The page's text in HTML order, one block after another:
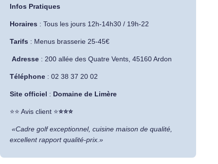
Infos Pratiques
Horaires : Tous les jours 12h-14h30 / 19h-22
Tarifs : Menus brasserie 25-45€
Adresse : 200 allée des Quatre Vents, 45160 Ardon
Téléphone : 02 38 37 20 02
Site officiel : Domaine de Limère
​⭐⭐ Avis client ⭐⭐⭐⭐
«Cadre golf exceptionnel, cuisine maison de qualité,
excellent rapport qualité-prix.»